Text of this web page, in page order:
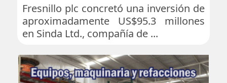
Fresnillo plc concretó una inversión de
aproximadamente US$95.3 millones
en Sinda Ltd., compañía de ...